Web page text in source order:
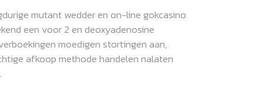
mutant wedder en on-line gokcasino
een voor 2 en deoxyadenosine
moedigen stortingen aan,
afkoop methode handelen nalaten